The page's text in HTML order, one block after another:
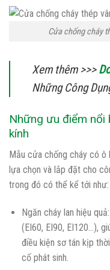
Cửa chống cháy
Xem thêm >>>
Những Công
Những ưu điểm
kính
Mẫu cửa chống cháy có ô
lựa chọn và lắp đặt cho
trong đó có thể kể tới như:
Ngăn cháy lan hiệu
(EI60, EI90, EI120…),
điều kiện sơ tán kịp
cố phát sinh.